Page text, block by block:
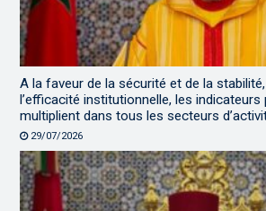
A la faveur de la sécurité et de la
l’efficacité institutionnelle, les
multiplient dans tous les secteurs
29/07/2026